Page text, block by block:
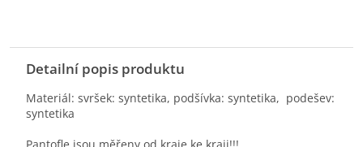
Detailní popis produktu
Materiál: svršek: syntetika, podšívka: syntetika, podešev:
syntetika